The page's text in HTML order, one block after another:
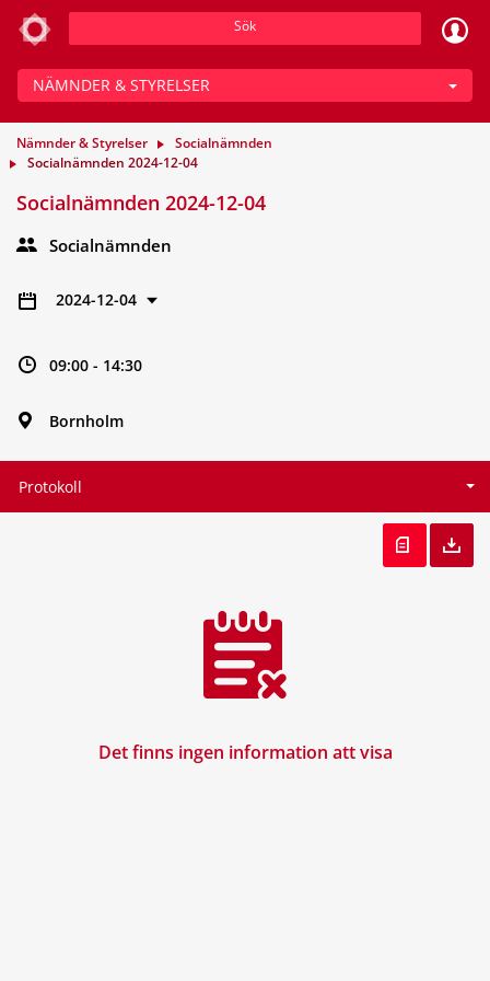
Sök
NÄMNDER & STYRELSER
Nämnder & Styrelser
Socialnämnden
Socialnämnden 2024-12-04
Socialnämnden 2024-12-04
Socialnämnden
2024-12-04
09:00 - 14:30
Bornholm
Protokoll
Det finns ingen information att visa